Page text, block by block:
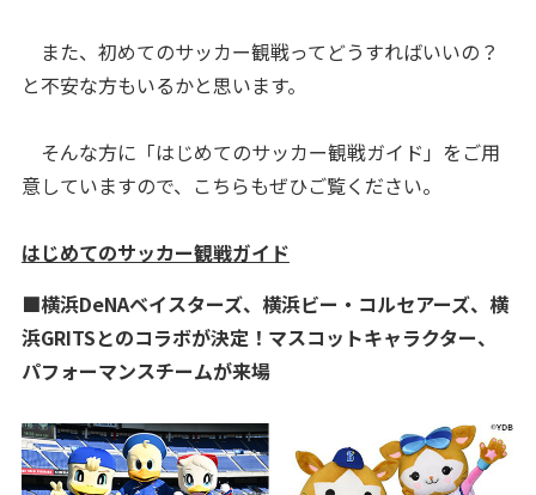
また、初めてのサッカー観戦ってどうすればいいの？
と不安な方もいるかと思います。
そんな方に「はじめてのサッカー観戦ガイド」をご用
意していますので、こちらもぜひご覧ください。
はじめてのサッカー観戦ガイド
■横浜DeNAベイスターズ、横浜ビー・コルセアーズ、横
浜GRITSとのコラボが決定！マスコットキャラクター、
パフォーマンスチームが来場